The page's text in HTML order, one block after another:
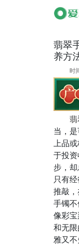
翡翠
养方
时
当，
上品
于投
步，
只有
推敲
手镯
像彩
和无
雅又